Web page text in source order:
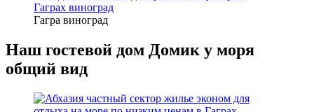
Гагра виноград
Наш гостевой дом Домик у моря
общий вид